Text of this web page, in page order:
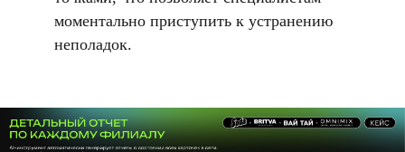
моментально приступить к устранению
неполадок.